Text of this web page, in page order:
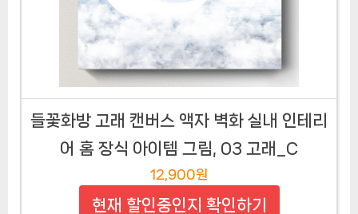
들꽃화방 고래 캔버스 액자 벽화 실내 인테리
어 홈 장식 아이템 그림, 03 고래_C
12,900원
현재 할인중인지 확인하기